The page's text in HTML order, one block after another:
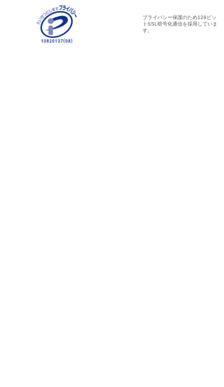
プライバシー保護のため128ビッ
トSSL暗号化通信を採用していま
す。